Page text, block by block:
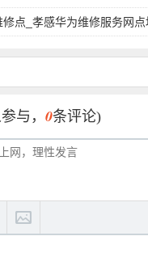
点_孝感华为维修服务网
与， 0条评论)